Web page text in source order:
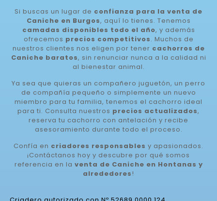
Si buscas un lugar de confianza para la venta de
Caniche en Burgos, aquí lo tienes. Tenemos
camadas disponibles todo el año, y además
ofrecemos precios competitivos. Muchos de
nuestros clientes nos eligen por tener cachorros de
Caniche baratos, sin renunciar nunca a la calidad ni
al bienestar animal.
Ya sea que quieras un compañero juguetón, un perro
de compañía pequeño o simplemente un nuevo
miembro para tu familia, tenemos el cachorro ideal
para ti. Consulta nuestros precios actualizados,
reserva tu cachorro con antelación y recibe
asesoramiento durante todo el proceso.
Confía en criadores responsables y apasionados.
¡Contáctanos hoy y descubre por qué somos
referencia en la venta de Caniche en Hontanas y
alrededores!